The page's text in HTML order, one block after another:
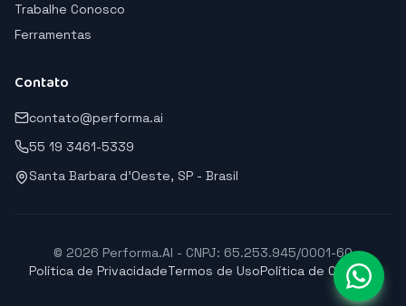
Trabalhe Conosco
Ferramentas
Contato
contato@performa.ai
55 19 3461-5339
Santa Barbara d'Oeste, SP - Brasil
© 2026 Performa.AI - CNPJ: 65.253.945/0001-60
Política de PrivacidadeTermos de UsoPolítica de Cookies